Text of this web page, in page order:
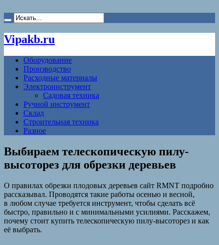
Vipakb.ru
Оборудование
Производство
Расходные материалы
Электроинструмент
Садовая техника
Ручной инструмент
Склад
Строительная техника
Разное
Выбираем телескопическую пилу-
высоторез для обрезки деревьев
О правилах обрезки плодовых деревьев сайт RMNT подробно
рассказывал. Проводятся такие работы осенью и весной,
в любом случае требуется инструмент, чтобы сделать всё
быстро, правильно и с минимальными усилиями. Расскажем,
почему стоит купить телескопическую пилу-высоторез и как
её выбрать.